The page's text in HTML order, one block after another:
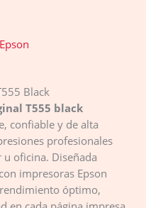
Epson
Black
T555 black
confiable y de alta
profesionales
oficina. Diseñada
impresoras Epson
óptimo,